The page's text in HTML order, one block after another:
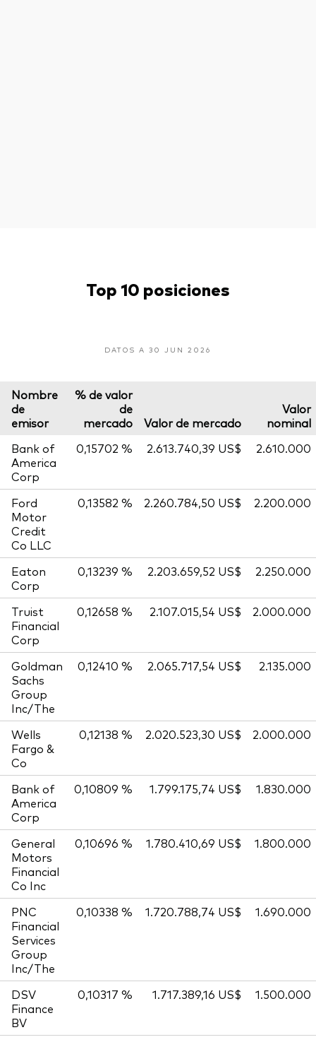
Top 10 posiciones
DATOS A 30 JUN 2026
Nombre
de
emisor
% de valor
de
mercado
Valor de mercado
Valor
nominal
Bank of
America
Corp
0,15702 % 2.613.740,39 US$ 2.610.000
Ford
Motor
Credit
Co LLC
0,13582 % 2.260.784,50 US$ 2.200.000
Eaton
Corp
0,13239 % 2.203.659,52 US$ 2.250.000
Truist
Financial
Corp
0,12658 % 2.107.015,54 US$ 2.000.000
Goldman
Sachs
Group
Inc/The
0,12410 % 2.065.717,54 US$ 2.135.000
Wells
Fargo &
Co
0,12138 % 2.020.523,30 US$ 2.000.000
Bank of
America
Corp
0,10809 % 1.799.175,74 US$ 1.830.000
General
Motors
Financial
Co Inc
0,10696 % 1.780.410,69 US$ 1.800.000
PNC
Financial
Services
Group
Inc/The
0,10338 % 1.720.788,74 US$ 1.690.000
DSV
Finance
BV
0,10317 % 1.717.389,16 US$ 1.500.000